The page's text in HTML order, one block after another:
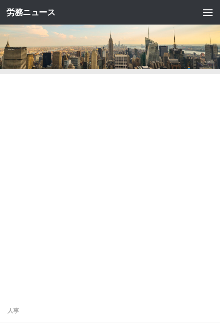
コンテンツへスキップ
労務ニュース
人事